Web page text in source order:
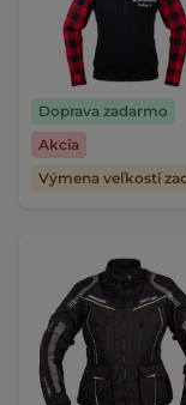
Doprava zadarmo
Akcia